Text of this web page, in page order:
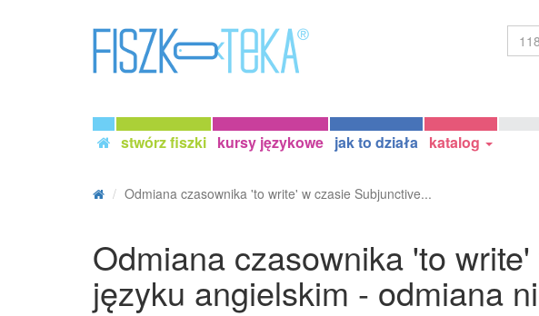
stwórz fiszki kursy językowe jak to działa katalog
Odmiana czasownika 'to write' w czasie Subjunctive...
Odmiana czasownika 'to
języku angielskim - odmiana